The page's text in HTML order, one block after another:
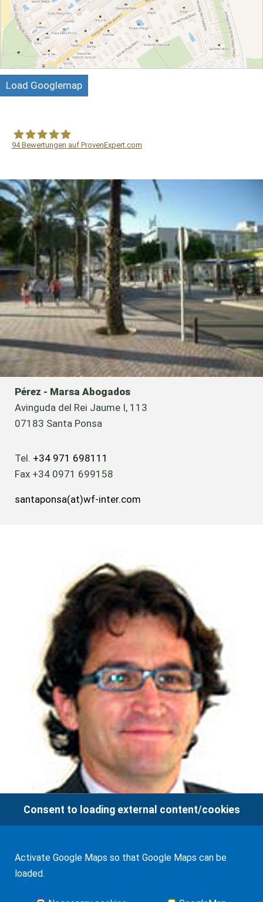
Load Googlemap
94Bewertungen auf ProvenExpert.com
Pérez - Marsa Abogados
Avinguda del Rei Jaume I, 113
07183 Santa Ponsa
Tel. +34 971 698111
Fax +34 0971 699158
santaponsa(at)wf-inter.com
Consent to loading external content/cookies
Activate Google Maps so that Google Maps can be
loaded.